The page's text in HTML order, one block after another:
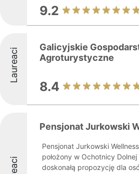
9.2
Laureaci
Galicyjskie
Agroturystyczne
8.4
Pensjonat Jurkowski
Pensjonat Jurkowski
położony w Ochotnicy
doskonałą propozycję dla